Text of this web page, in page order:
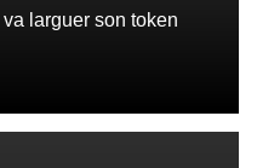
larguer son token